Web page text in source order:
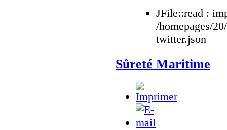
JFile::read :
/homepages/
twitter.json
Sûreté Maritime